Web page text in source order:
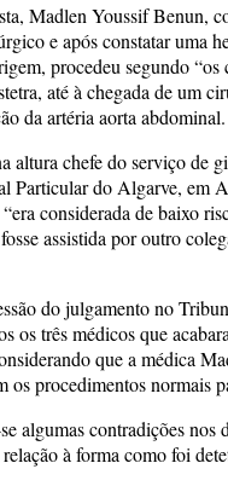
Madlen Youssif Benun,
e após constatar uma
procedeu segundo “os
até à chegada de um
da artéria aorta abdominal.
altura chefe do serviço de
Particular do Algarve, em
considerada de baixo
assistida por outro
do julgamento no
os três médicos que
que a médica
os procedimentos normais
algumas contradições nos
à forma como foi